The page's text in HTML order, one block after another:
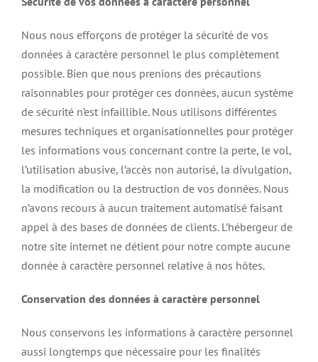
Nous nous efforçons de protéger la sécurité de vos
données à caractère personnel le plus complètement
possible. Bien que nous prenions des précautions
raisonnables pour protéger ces données, aucun système
de sécurité n’est infaillible. Nous utilisons différentes
mesures techniques et organisationnelles pour protéger
les informations vous concernant contre la perte, le vol,
l’utilisation abusive, l’accès non autorisé, la divulgation,
la modification ou la destruction de vos données. Nous
n’avons recours à aucun traitement automatisé faisant
appel à des bases de données de clients. L’hébergeur de
notre site internet ne détient pour notre compte aucune
donnée à caractère personnel relative à nos hôtes.
Conservation des données à caractère personnel
Nous conservons les informations à caractère personnel
aussi longtemps que nécessaire pour les finalités